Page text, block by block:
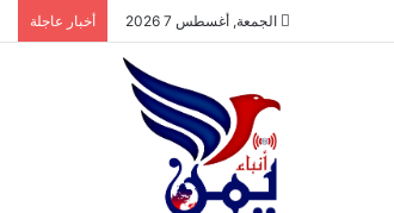
الجمعة, أغسطس 7 2026 أخبار عاجلة